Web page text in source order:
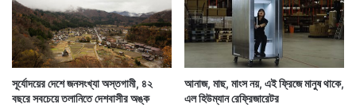
ল
ভা
র
তী
রে
ল
লে
টে
আ
ট
কে
র
সূর্যোদয়ের দেশে জনসংখ্যা অস্তগামী, ৪২
বছরে সবচেয়ে তলানিতে দেশবাসীর অঙ্ক
আনাজ, মাছ, মাংস নয়, এই ফ্রিজে মানুষ থাকে,
এল হিউম্যান রেফ্রিজারেটর